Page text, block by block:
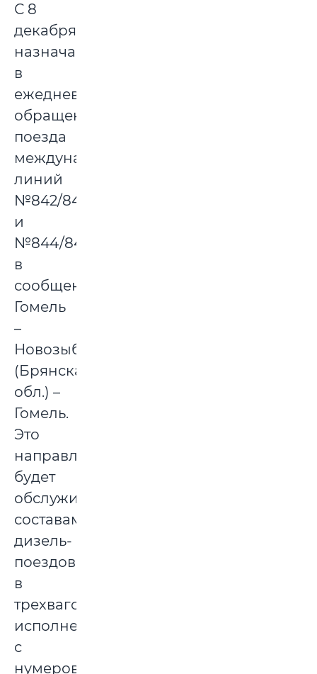
С 8
декабря
назначает
в
ежедневное
обращение
поезда
международных
линий
№842/841
и
№844/843
в
сообщении
Гомель
–
Новозыбков
(Брянская
обл.) –
Гомель.
Это
направление
будет
обслуживаться
составами
дизель-
поездов
в
трехвагонном
исполнении
с
нумерованными